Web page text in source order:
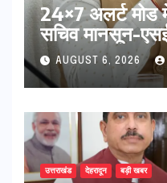
24×7 अलर्ट मोड
सचिव मानसून-
की विस्तृत
शीघ्र खोला जाए,
AUGUST 6, 2026
उत्तराखंड देहरादून बड़ी खबर